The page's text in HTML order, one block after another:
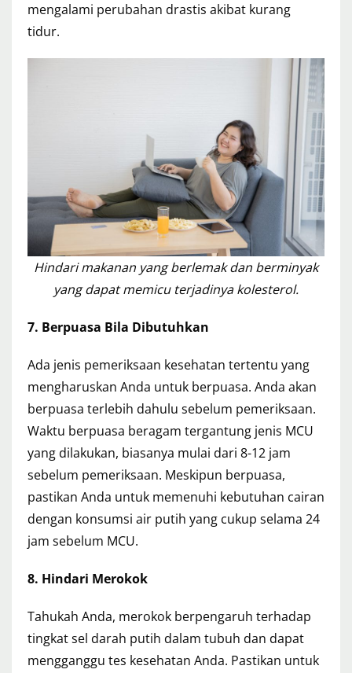
mengalami perubahan drastis akibat kurang
tidur.
Hindari makanan yang berlemak dan berminyak
yang dapat memicu terjadinya kolesterol.
7. Berpuasa Bila Dibutuhkan
Ada jenis pemeriksaan kesehatan tertentu yang
mengharuskan Anda untuk berpuasa. Anda akan
berpuasa terlebih dahulu sebelum pemeriksaan.
Waktu berpuasa beragam tergantung jenis MCU
yang dilakukan, biasanya mulai dari 8-12 jam
sebelum pemeriksaan. Meskipun berpuasa,
pastikan Anda untuk memenuhi kebutuhan cairan
dengan konsumsi air putih yang cukup selama 24
jam sebelum MCU.
8. Hindari Merokok
Tahukah Anda, merokok berpengaruh terhadap
tingkat sel darah putih dalam tubuh dan dapat
mengganggu tes kesehatan Anda. Pastikan untuk